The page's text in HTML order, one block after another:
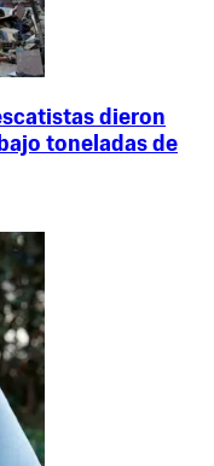
dieron
toneladas de